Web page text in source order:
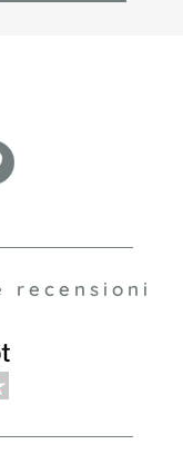
recensioni